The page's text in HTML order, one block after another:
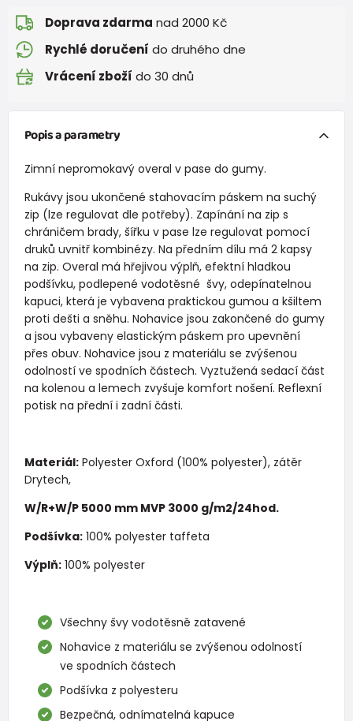
Doprava zdarma nad 2000 Kč
Rychlé doručení do druhého dne
Vrácení zboží do 30 dnů
Popis a parametry
Zimní nepromokavý overal v pase do gumy.
Rukávy jsou ukončené stahovacím páskem na suchý
zip (lze regulovat dle potřeby). Zapínání na zip s
chráničem brady, šířku v pase lze regulovat pomocí
druků uvnitř kombinézy. Na předním dílu má 2 kapsy
na zip. Overal má hřejivou výplň, efektní hladkou
podšívku, podlepené vodotěsné švy, odepínatelnou
kapuci, která je vybavena praktickou gumou a kšiltem
proti dešti a sněhu. Nohavice jsou zakončené do gumy
a jsou vybaveny elastickým páskem pro upevnění
přes obuv. Nohavice jsou z materiálu se zvýšenou
odolností ve spodních částech. Vyztužená sedací část
na kolenou a lemech zvyšuje komfort nošení. Reflexní
potisk na přední i zadní části.
Materiál:Polyester Oxford (100% polyester), zátěr
Drytech,
W/R+W/P 5000 mm MVP 3000 g/m2/24hod.
Podšívka:100% polyester taffeta
Výplň:100% polyester
Všechny švy vodotěsně zatavené
Nohavice z materiálu se zvýšenou odolností
ve spodních částech
Podšívka z polyesteru
Bezpečná, odnímatelná kapuce